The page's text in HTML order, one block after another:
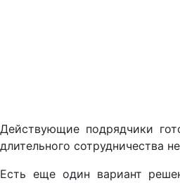
Действующие подрядчики
длительного сотрудничества
Есть еще один вариант